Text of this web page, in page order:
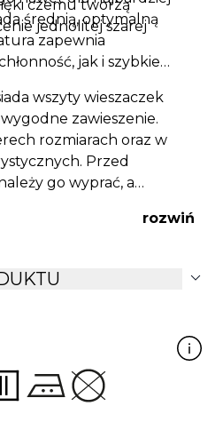
czemu tworzą
jednolitej szarej
średnią, optymalną
zapewnia
jak i szybkie
wszyty wieszaczek
zawieszenie.
rozmiarach oraz w
Przed
go wyprać, a
na dołączonej wszywce.
rozwiń
expand_more